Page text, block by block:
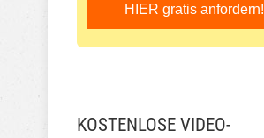
HIER gratis anfordern!
KOSTENLOSE VIDEO-